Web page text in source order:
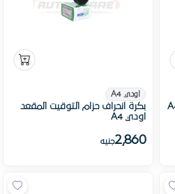
اودي A4
بكرة انحراف حزام التوقيت المقعد
اودي A4
2,860جنيه